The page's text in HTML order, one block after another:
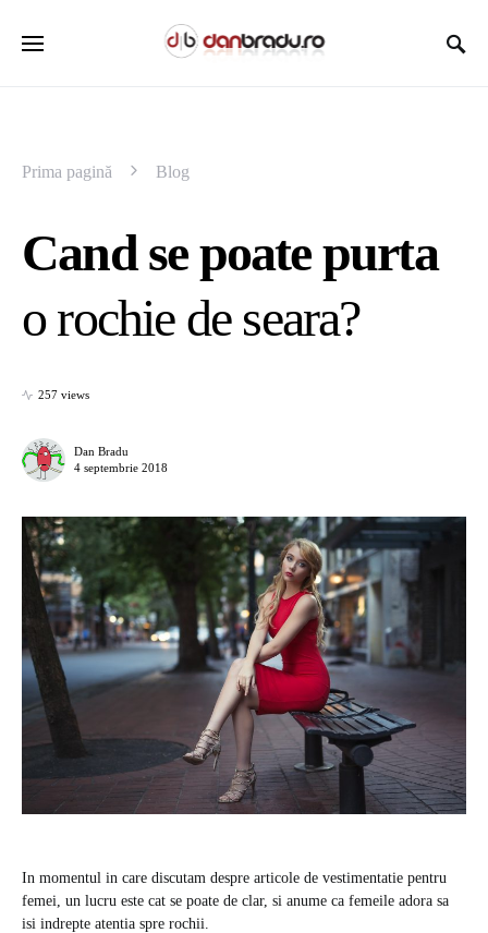
Prima pagină Blog
Cand se poate purta
o rochie de seara?
257 views
Dan Bradu
4 septembrie 2018
In momentul in care discutam despre articole de vestimentatie pentru
femei, un lucru este cat se poate de clar, si anume ca femeile adora sa
isi indrepte atentia spre rochii.